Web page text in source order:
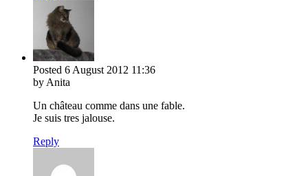
Posted 6 August 2012 11:36
by Anita
Un château comme dans une fable.
Je suis tres jalouse.
Reply